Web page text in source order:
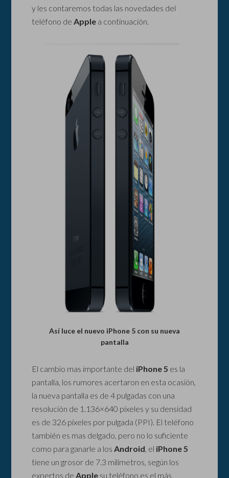
y les contaremos todas las novedades del
teléfono deApple a continuación.
Así luce el nuevo iPhone 5 con su nueva
pantalla
El cambio mas importante del iPhone 5 es la
pantalla, los rumores acertaron en esta ocasión,
la nueva pantalla es de 4 pulgadas con una
resolución de 1.136×640 píxeles y su densidad
es de 326 píxeles por pulgada (PPI). El teléfono
también es mas delgado, pero no lo suficiente
como para ganarle a losAndroid, el iPhone 5
tiene un grosor de 7.3 milímetros, según los
expertos de Apple su teléfono es el más